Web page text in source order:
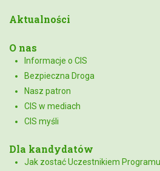
Aktualności
O nas
Informacje o CIS
Bezpieczna Droga
Nasz patron
CIS w mediach
CIS myśli
Dla kandydatów
Jak zostać Uczestnikiem